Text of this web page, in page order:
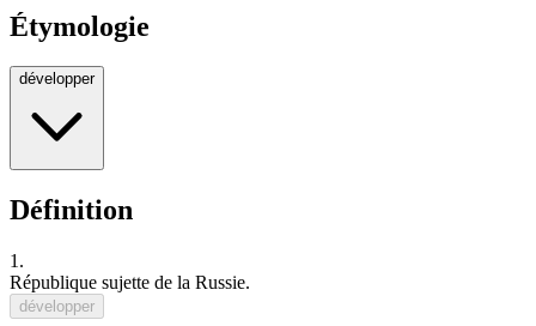
Étymologie
développer
Définition
1.
République sujette de la Russie.
développer